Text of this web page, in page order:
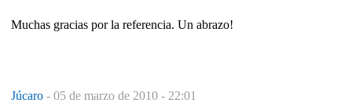
Muchas gracias por la referencia. Un abrazo!
Júcaro - 05 de marzo de 2010 - 22:01